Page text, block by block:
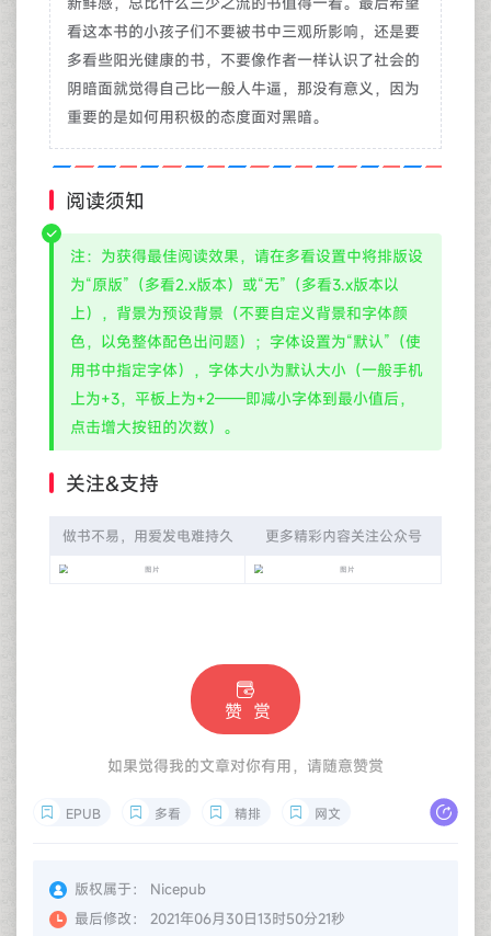
看这本书的小孩子们不要被书中三观所影响，还是要
多看些阳光健康的书，不要像作者一样认识了社会的
阴暗面就觉得自己比一般人牛逼，那没有意义，因为
重要的是如何用积极的态度面对黑暗。
阅读须知
注：为获得最佳阅读效果，请在多看设置中将排版设
为“原版”（多看2.x版本）或“无”（多看3.x版本以
上），背景为预设背景（不要自定义背景和字体颜
色，以免整体配色出问题）；字体设置为“默认”（使
用书中指定字体），字体大小为默认大小（一般手机
上为+3，平板上为+2——即减小字体到最小值后，
点击增大按钮的次数）。
关注&支持
做书不易，用爱发电难持久 更多精彩内容关注公众号
赞 赏
如果觉得我的文章对你有用，请随意赞赏
EPUB 多看 精排 网文
版权属于：
Nicepub
最后修改：
2021年06月30日13时50分21秒